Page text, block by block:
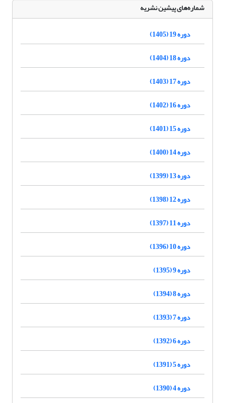
شماره‌های پیشین نشریه
دوره 19 (1405)
دوره 18 (1404)
دوره 17 (1403)
دوره 16 (1402)
دوره 15 (1401)
دوره 14 (1400)
دوره 13 (1399)
دوره 12 (1398)
دوره 11 (1397)
دوره 10 (1396)
دوره 9 (1395)
دوره 8 (1394)
دوره 7 (1393)
دوره 6 (1392)
دوره 5 (1391)
دوره 4 (1390)